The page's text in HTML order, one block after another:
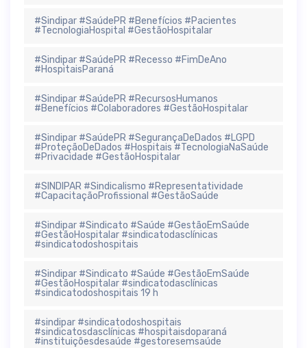
#Sindipar #SaúdePR #Benefícios #Pacientes
#TecnologiaHospital #GestãoHospitalar
#Sindipar #SaúdePR #Recesso #FimDeAno
#HospitaisParaná
#Sindipar #SaúdePR #RecursosHumanos
#Benefícios #Colaboradores #GestãoHospitalar
#Sindipar #SaúdePR #SegurançaDeDados #LGPD
#ProteçãoDeDados #Hospitais #TecnologiaNaSaúde
#Privacidade #GestãoHospitalar
#SINDIPAR #Sindicalismo #Representatividade
#CapacitaçãoProfissional #GestãoSaúde
#Sindipar #Sindicato #Saúde #GestãoEmSaúde
#GestãoHospitalar #sindicatodasclínicas
#sindicatodoshospitais
#Sindipar #Sindicato #Saúde #GestãoEmSaúde
#GestãoHospitalar #sindicatodasclínicas
#sindicatodoshospitais 19 h
#sindipar #sindicatodoshospitais
#sindicatosdasclínicas #hospitaisdoparaná
#instituiçõesdesaúde #gestoresemsaúde